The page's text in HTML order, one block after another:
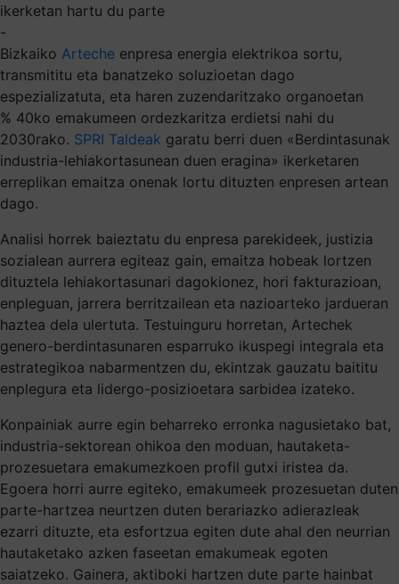
ikerketan hartu du parte
-
Bizkaiko Arteche enpresa energia elektrikoa sortu,
transmititu eta banatzeko soluzioetan dago
espezializatuta, eta haren zuzendaritzako organoetan
% 40ko emakumeen ordezkaritza erdietsi nahi du
2030rako. SPRI Taldeak garatu berri duen «Berdintasunak
industria-lehiakortasunean duen eragina» ikerketaren
erreplikan emaitza onenak lortu dituzten enpresen artean
dago.
Analisi horrek baieztatu du enpresa parekideek, justizia
sozialean aurrera egiteaz gain, emaitza hobeak lortzen
dituztela lehiakortasunari dagokionez, hori fakturazioan,
enpleguan, jarrera berritzailean eta nazioarteko jardueran
haztea dela ulertuta. Testuinguru horretan, Artechek
genero-berdintasunaren esparruko ikuspegi integrala eta
estrategikoa nabarmentzen du, ekintzak gauzatu baititu
enplegura eta lidergo-posizioetara sarbidea izateko.
Konpainiak aurre egin beharreko erronka nagusietako bat,
industria-sektorean ohikoa den moduan, hautaketa-
prozesuetara emakumezkoen profil gutxi iristea da.
Egoera horri aurre egiteko, emakumeek prozesuetan duten
parte-hartzea neurtzen duten berariazko adierazleak
ezarri dituzte, eta esfortzua egiten dute ahal den neurrian
hautaketako azken faseetan emakumeak egoten
saiatzeko. Gainera, aktiboki hartzen dute parte hainbat